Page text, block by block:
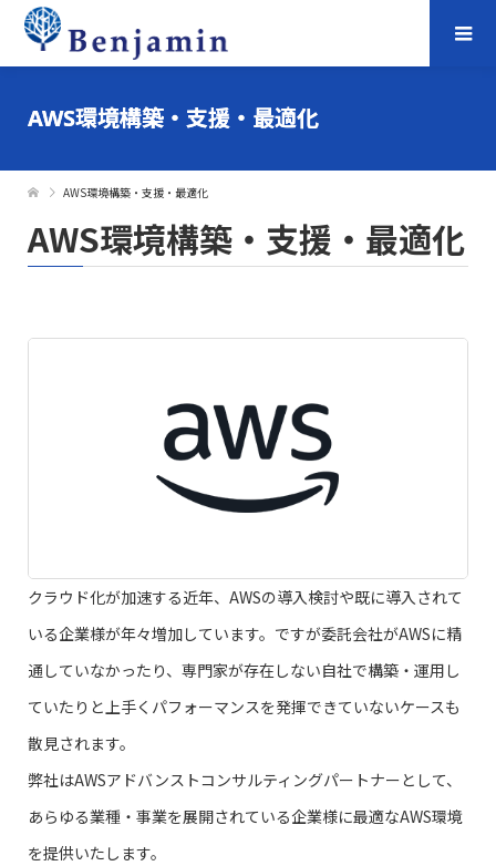
AWS環境構築・支援・最適化
AWS環境構築・支援・最適化
AWS環境構築・支援・最適化
クラウド化が加速する近年、AWSの導入検討や既に導入されて
いる企業様が年々増加しています。ですが委託会社がAWSに精
通していなかったり、専門家が存在しない自社で構築・運用し
ていたりと上手くパフォーマンスを発揮できていないケースも
散見されます。
弊社はAWSアドバンストコンサルティングパートナーとして、
あらゆる業種・事業を展開されている企業様に最適なAWS環境
を提供いたします。